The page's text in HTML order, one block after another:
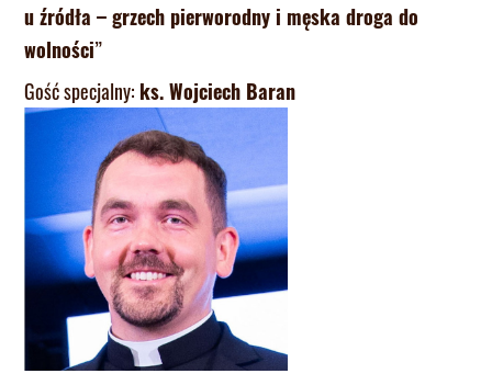
u źródła – grzech pierworodny i męska droga do
wolności”
Gość specjalny: ks. Wojciech Baran